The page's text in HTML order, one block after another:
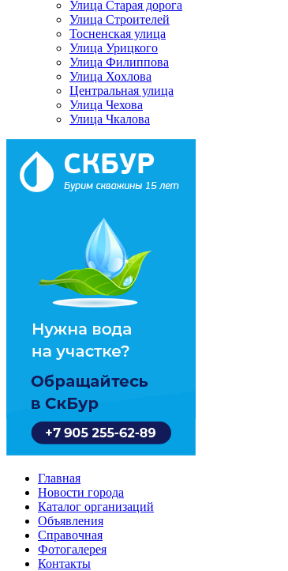
Улица Старая дорога
Улица Строителей
Тосненская улица
Улица Урицкого
Улица Филиппова
Улица Хохлова
Центральная улица
Улица Чехова
Улица Чкалова
Главная
Новости города
Каталог организаций
Объявления
Справочная
Фотогалерея
Контакты